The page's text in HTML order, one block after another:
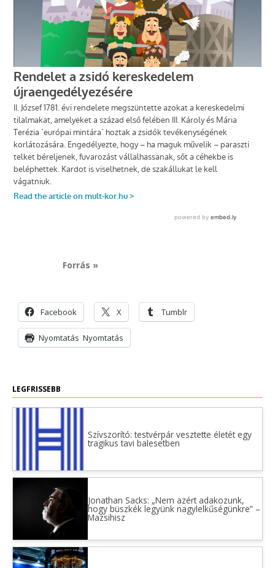
Forrás »
Facebook X Tumblr
Nyomtatás Nyomtatás
LEGFRISSEBB
Szívszorító: testvérpár vesztette életét egy
tragikus tavi balesetben
Jonathan Sacks: „Nem azért adakozunk,
hogy büszkék legyünk nagylelkűségünkre” –
Mazsihisz